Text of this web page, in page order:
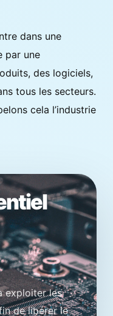
dans une
par une
des logiciels,
tous les secteurs.
cela l’industrie
exploiter les
de libérer le